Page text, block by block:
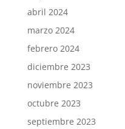
abril 2024
marzo 2024
febrero 2024
diciembre 2023
noviembre 2023
octubre 2023
septiembre 2023